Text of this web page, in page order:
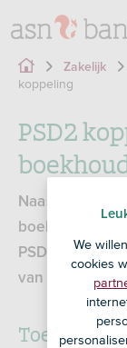
Zakelijk
koppeling
PSD2
Naast de
PSD2
van je
We
cookies